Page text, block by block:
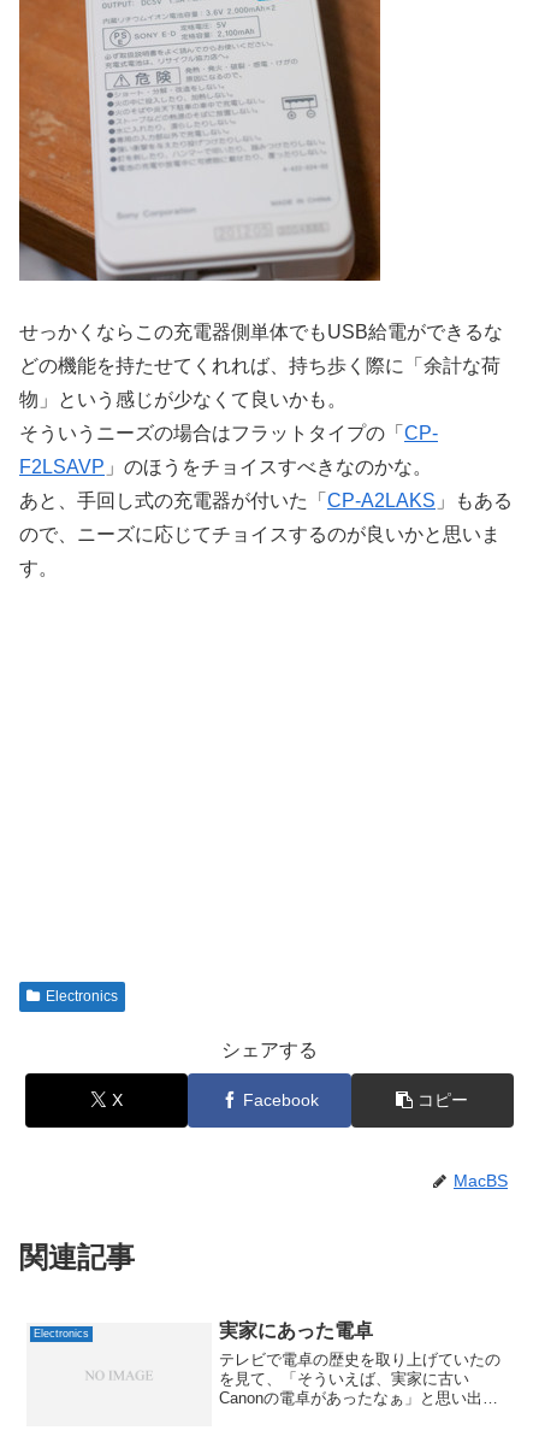
せっかくならこの充電器側単体でもUSB給電ができるな
どの機能を持たせてくれれば、持ち歩く際に「余計な荷
物」という感じが少なくて良いかも。
そういうニーズの場合はフラットタイプの「 CP-
F2LSAVP 」のほうをチョイスすべきなのかな。
あと、手回し式の充電器が付いた「 CP-A2LAKS 」もある
ので、ニーズに応じてチョイスするのが良いかと思いま
す。
Electronics
シェアする
X Facebook コピー
MacBS
関連記事
Electronics 実家にあった電卓
テレビで電卓の歴史を取り上げていたの
を見て、「そういえば、実家に古い
Canonの電卓があったなぁ」と思い出し